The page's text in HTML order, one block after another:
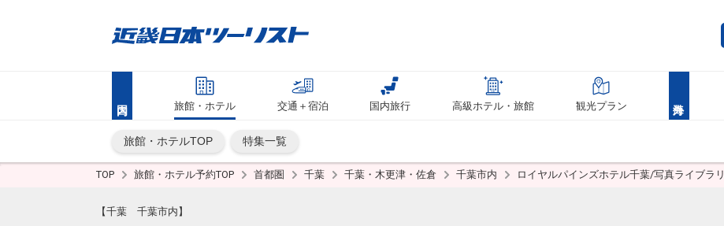
旅館・ホテル 交通＋宿泊 国内旅行 高級ホテル・旅館 観光プラン
旅館・ホテルTOP 特集一覧
TOP 旅館・ホテル予約TOP 首都圏 千葉 千葉・木更津・佐倉 千葉市内 ロイヤルパインズホテル千葉/写真ライブラリ
【千葉 千葉市内】